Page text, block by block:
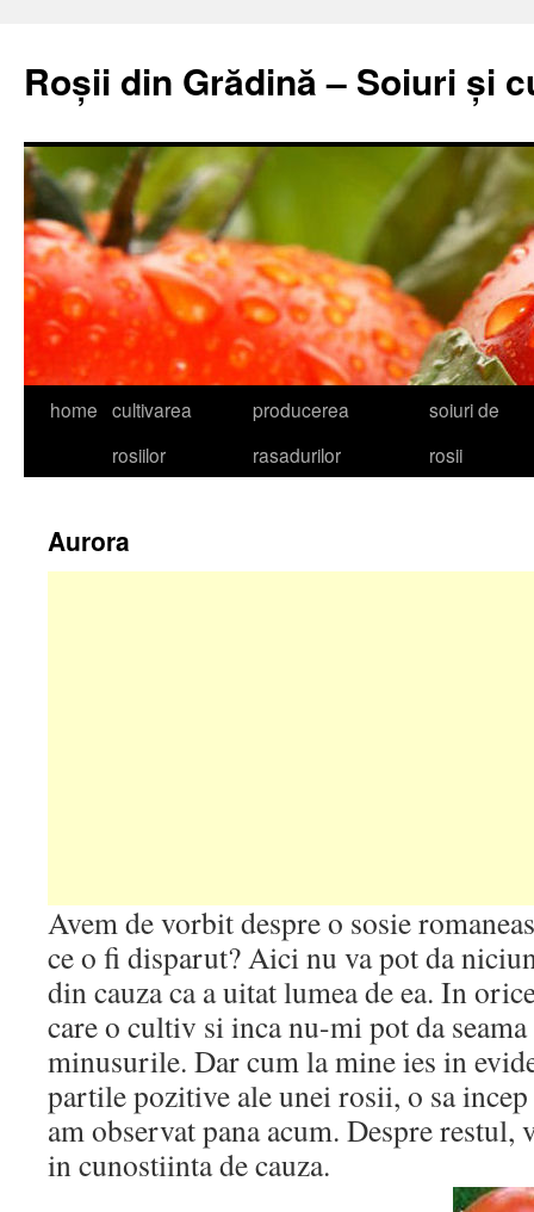
content
Roșii din Grădină – Soiuri și
home cultivarea
rosiilor
producerea
rasadurilor
soiuri de
rosii
Aurora
Avem de vorbit despre o sosie
ce o fi disparut? Aici nu va pot da
din cauza ca a uitat lumea de ea. In
care o cultiv si inca nu-mi pot da
minusurile. Dar cum la mine ies in
partile pozitive ale unei rosii, o sa incep
am observat pana acum. Despre
in cunostiinta de cauza.